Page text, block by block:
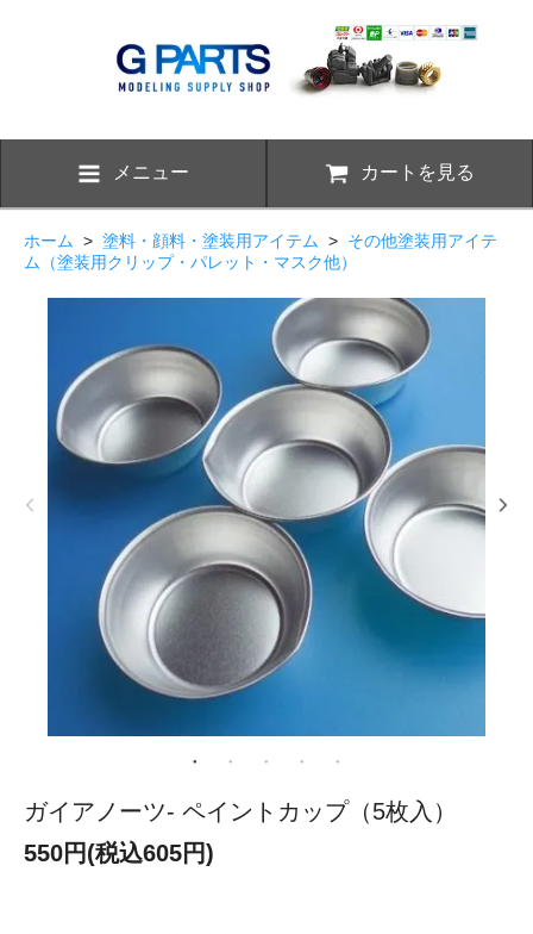
メニュー カートを見る
ホーム > 塗料・顔料・塗装用アイテム > その他塗装用アイテ
ム（塗装用クリップ・パレット・マスク他）
ガイアノーツ- ペイントカップ（5枚入）
550円(税込605円)